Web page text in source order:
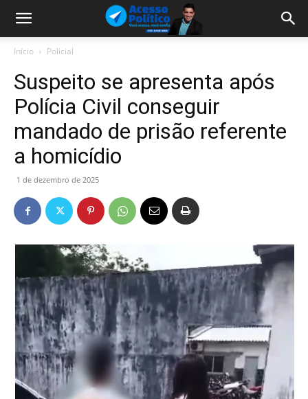
Início Policial
Suspeito se apresenta após
Polícia Civil conseguir
mandado de prisão referente
a homicídio
1 de dezembro de 2025